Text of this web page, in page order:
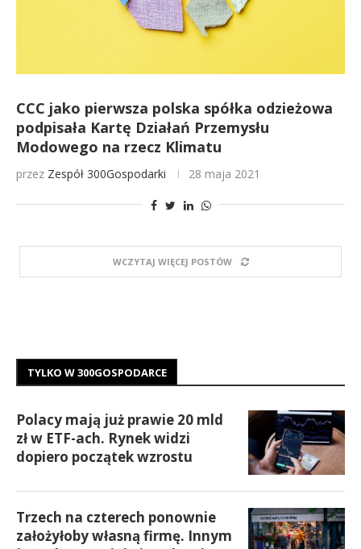
CCC jako pierwsza polska spółka odzieżowa
podpisała Kartę Działań Przemysłu
Modowego na rzecz Klimatu
przez Zespół 300Gospodarki 28 maja 2021
WCZYTAJ WIĘCEJ POSTÓW
TYLKO W 300GOSPODARCE
Polacy mają już prawie 20 mld
zł w ETF-ach. Rynek widzi
dopiero początek wzrostu
Trzech na czterech ponownie
założyłoby własną firmę. Innym